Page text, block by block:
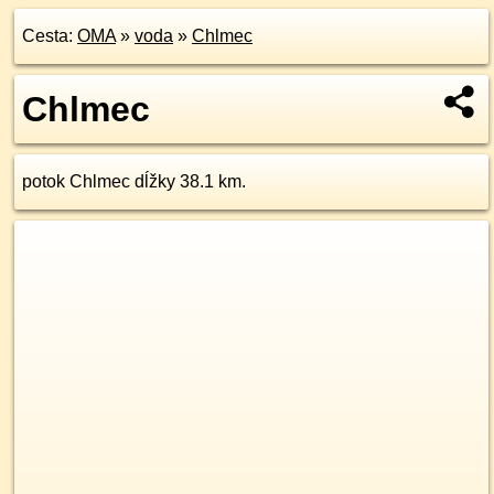
Cesta: OMA» voda » Chlmec
Chlmec
potok Chlmec dĺžky 38.1 km.